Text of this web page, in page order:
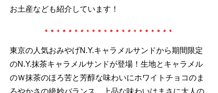
お土産なども紹介しています！
東京の人気おみやげN.Y.キャラメルサンドから期間限定
のN.Y.抹茶キャラメルサンドが登場！生地とキャラメル
のＷ抹茶のほろ苦と芳醇な味わいにホワイトチョコのま
ろやかさの絶妙バランス。上品な味わいはまさに大人の